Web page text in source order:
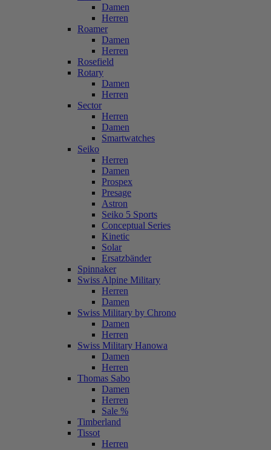
Damen
Herren
Roamer
Damen
Herren
Rosefield
Rotary
Damen
Herren
Sector
Herren
Damen
Smartwatches
Seiko
Herren
Damen
Prospex
Presage
Astron
Seiko 5 Sports
Conceptual Series
Kinetic
Solar
Ersatzbänder
Spinnaker
Swiss Alpine Military
Herren
Damen
Swiss Military by Chrono
Damen
Herren
Swiss Military Hanowa
Damen
Herren
Thomas Sabo
Damen
Herren
Sale %
Timberland
Tissot
Herren